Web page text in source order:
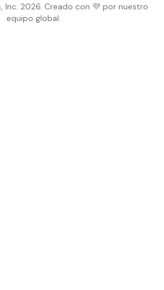
Inc. 2026. Creado con 💜 por nuestro
equipo global.